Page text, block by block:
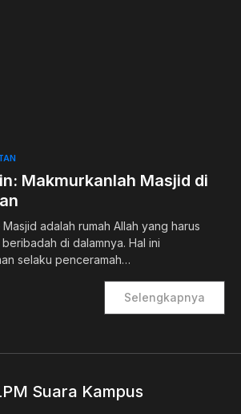
Makmurkanlah Masjid di
adalah rumah Allah yang harus
di dalamnya. Hal ini
selaku penceramah…
Selengkapnya